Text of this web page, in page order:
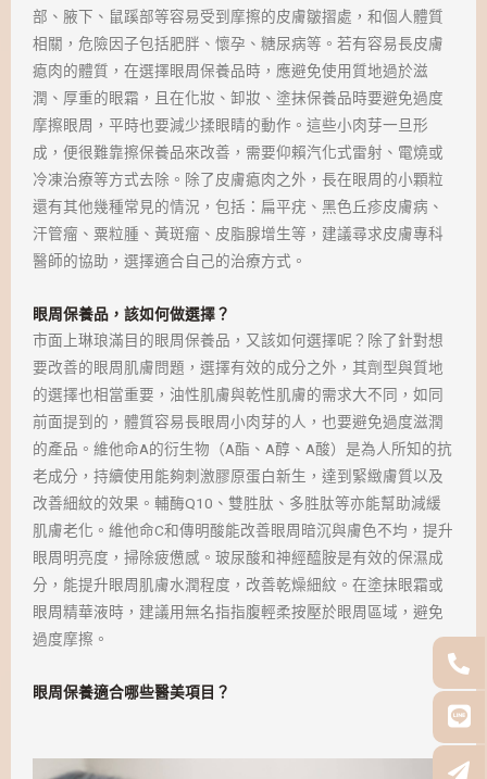
部、腋下、鼠蹊部等容易受到摩擦的皮膚皺摺處，和個人體質
相關，危險因子包括肥胖、懷孕、糖尿病等。若有容易長皮膚
瘜肉的體質，在選擇眼周保養品時，應避免使用質地過於滋
潤、厚重的眼霜，且在化妝、卸妝、塗抹保養品時要避免過度
摩擦眼周，平時也要減少揉眼睛的動作。這些小肉芽一旦形
成，便很難靠擦保養品來改善，需要仰賴汽化式雷射、電燒或
冷凍治療等方式去除。除了皮膚瘜肉之外，長在眼周的小顆粒
還有其他幾種常見的情況，包括：扁平疣、黑色丘疹皮膚病、
汗管瘤、粟粒腫、黃斑瘤、皮脂腺增生等，建議尋求皮膚專科
醫師的協助，選擇適合自己的治療方式。
眼周保養品，該如何做選擇？
市面上琳琅滿目的眼周保養品，又該如何選擇呢？除了針對想
要改善的眼周肌膚問題，選擇有效的成分之外，其劑型與質地
的選擇也相當重要，油性肌膚與乾性肌膚的需求大不同，如同
前面提到的，體質容易長眼周小肉芽的人，也要避免過度滋潤
的產品。維他命A的衍生物（A酯、A醇、A酸）是為人所知的抗
老成分，持續使用能夠刺激膠原蛋白新生，達到緊緻膚質以及
改善細紋的效果。輔酶Q10、雙胜肽、多胜肽等亦能幫助減緩
肌膚老化。維他命C和傳明酸能改善眼周暗沉與膚色不均，提升
眼周明亮度，掃除疲憊感。玻尿酸和神經醯胺是有效的保濕成
分，能提升眼周肌膚水潤程度，改善乾燥細紋。在塗抹眼霜或
眼周精華液時，建議用無名指指腹輕柔按壓於眼周區域，避免
過度摩擦。
眼周保養適合哪些醫美項目？